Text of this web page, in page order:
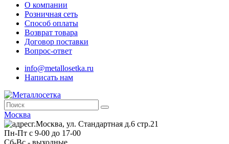
О компании
Розничная сеть
Способ оплаты
Возврат товара
Договор поставки
Вопрос-ответ
info@metallosetka.ru
Написать нам
Москва
г.Москва, ул. Стандартная д.6 стр.21
Пн-Пт с 9-00 до 17-00
Сб-Вс - выходные